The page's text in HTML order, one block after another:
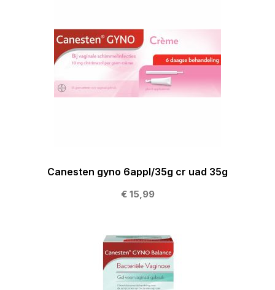
Canesten gyno 6appl/35g cr uad 35g
€ 15,99